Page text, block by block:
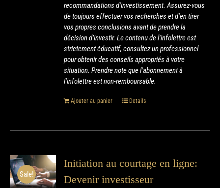
recommandations d'investissement. Assurez-vous
de toujours effectuer vos recherches et d'en tirer
vos propres conclusions avant de prendre la
décision d’investir. Le contenu de l'infolettre est
strictement éducatif, consultez un professionnel
pour obtenir des conseils appropriés à votre
situation. Prendre note que l'abonnement à
l'infolettre est non-remboursable.
Ajouter au panier Details
Sale!
Initiation au courtage en ligne:
Devenir investisseur